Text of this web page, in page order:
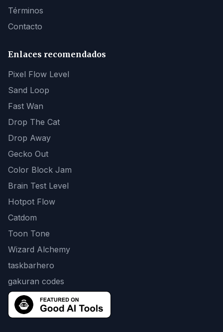
Términos
Contacto
Enlaces recomendados
Pixel Flow Level
Sand Loop
Fast Wan
Drop The Cat
Drop Away
Gecko Out
Color Block Jam
Brain Test Level
Hotpot Flow
Catdom
Toon Tone
Wizard Alchemy
taskbarhero
gakuran codes